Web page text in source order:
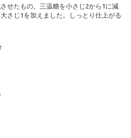
せたもの。三温糖を小さじ2から1に減
さじ1を加えました。しっとり仕上がる